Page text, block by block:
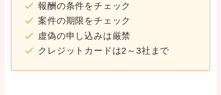
報酬の条件をチェック
案件の期限をチェック
虚偽の申し込みは厳禁
クレジットカードは2～3社まで